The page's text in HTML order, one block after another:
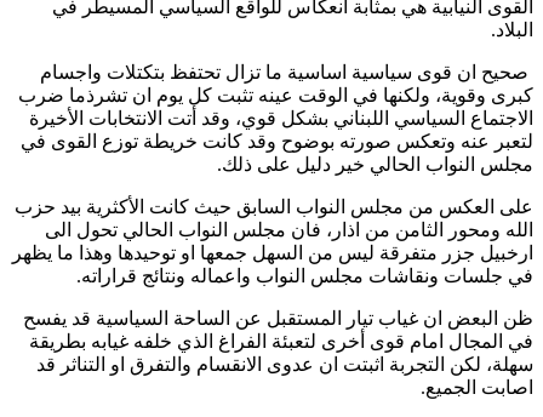
القوى النيابية هي بمثابة انعكاس للواقع السياسي المسيطر في
البلاد.
صحيح ان قوى سياسية اساسية ما تزال تحتفظ بتكتلات واجسام
كبرى وقوية، ولكنها في الوقت عينه تثبت كل يوم ان تشرذما ضرب
الاجتماع السياسي اللبناني بشكل قوي، وقد أتت الانتخابات الأخيرة
لتعبر عنه وتعكس صورته بوضوح وقد كانت خريطة توزع القوى في
مجلس النواب الحالي خير دليل على ذلك.
على العكس من مجلس النواب السابق حيث كانت الأكثرية بيد حزب
الله ومحور الثامن من اذار، فان مجلس النواب الحالي تحول الى
ارخبيل جزر متفرقة ليس من السهل جمعها او توحيدها وهذا ما يظهر
في جلسات ونقاشات مجلس النواب واعماله ونتائج قراراته.
ظن البعض ان غياب تيار المستقبل عن الساحة السياسية قد يفسح
في المجال امام قوى أخرى لتعبئة الفراغ الذي خلفه غيابه بطريقة
سهلة، لكن التجربة اثبتت ان عدوى الانقسام والتفرق او التناثر قد
اصابت الجميع.